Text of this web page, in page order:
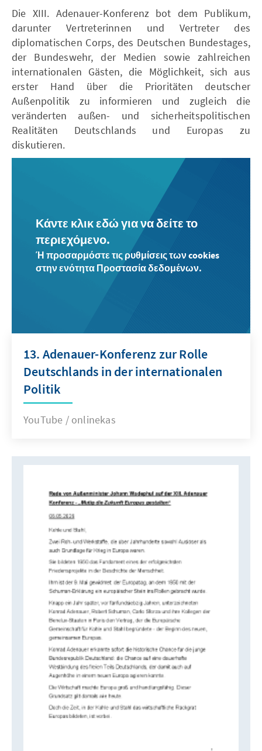
Die XIII. Adenauer-Konferenz bot dem Publikum,
darunter Vertreterinnen und Vertreter des
diplomatischen Corps, des Deutschen Bundestages,
der Bundeswehr, der Medien sowie zahlreichen
internationalen Gästen, die Möglichkeit, sich aus
erster Hand über die Prioritäten deutscher
Außenpolitik zu informieren und zugleich die
veränderten außen- und sicherheitspolitischen
Realitäten Deutschlands und Europas zu
diskutieren.
Κάντε κλικ εδώ για να δείτε το
περιεχόμενο.
Ή προσαρμόστε τις ρυθμίσεις των cookies
στην ενότητα Προστασία δεδομένων.
13. Adenauer-Konferenz zur Rolle
Deutschlands in der internationalen
Politik
YouTube / onlinekas